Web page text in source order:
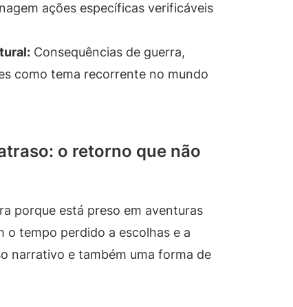
ações específicas verificáveis
Consequências de guerra,
como tema recorrente no mundo
o retorno que não
porque está preso em aventuras
o tempo perdido a escolhas e a
narrativo e também uma forma de